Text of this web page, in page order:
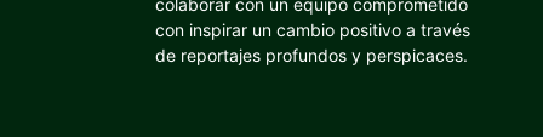
colaborar con un equipo comprometido
con inspirar un cambio positivo a través
de reportajes profundos y perspicaces.